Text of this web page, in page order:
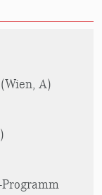
A)